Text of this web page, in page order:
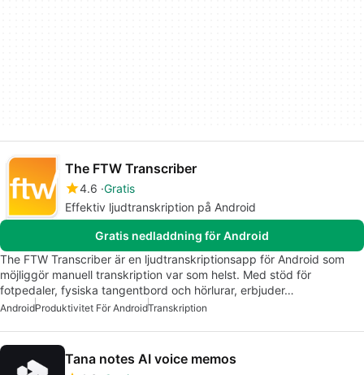
The FTW Transcriber
4.6 Gratis
Effektiv ljudtranskription på Android
Gratis nedladdning för Android
The FTW Transcriber är en ljudtranskriptionsapp för Android som
möjliggör manuell transkription var som helst. Med stöd för
fotpedaler, fysiska tangentbord och hörlurar, erbjuder…
AndroidProduktivitet För AndroidTranskription
Tana notes AI voice memos